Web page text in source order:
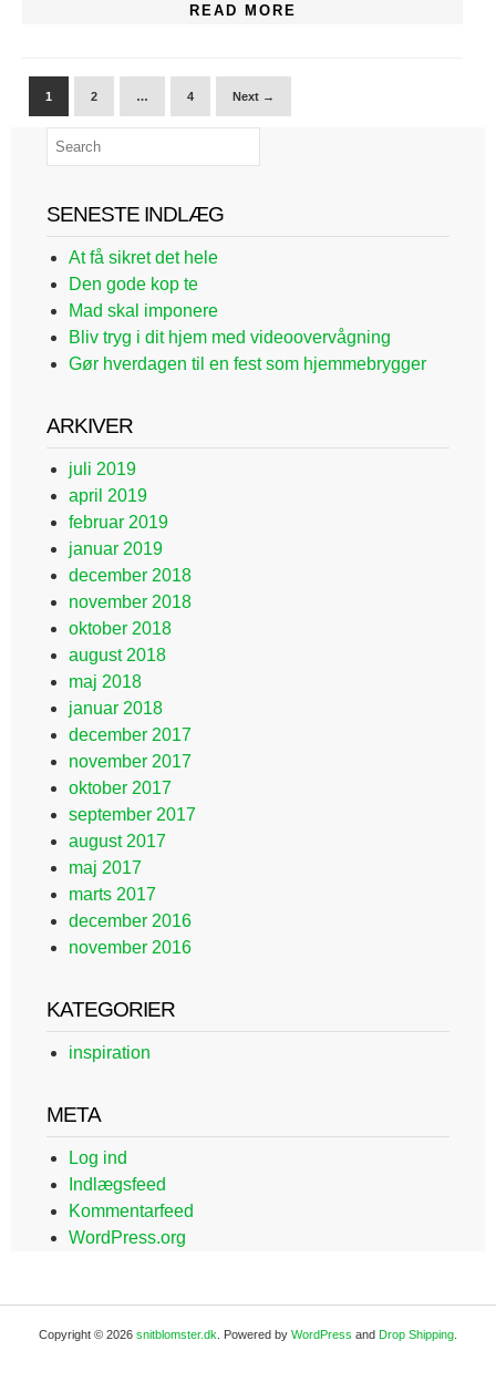
READ MORE
1 2 … 4 Next →
SENESTE INDLÆG
At få sikret det hele
Den gode kop te
Mad skal imponere
Bliv tryg i dit hjem med videoovervågning
Gør hverdagen til en fest som hjemmebrygger
ARKIVER
juli 2019
april 2019
februar 2019
januar 2019
december 2018
november 2018
oktober 2018
august 2018
maj 2018
januar 2018
december 2017
november 2017
oktober 2017
september 2017
august 2017
maj 2017
marts 2017
december 2016
november 2016
KATEGORIER
inspiration
META
Log ind
Indlægsfeed
Kommentarfeed
WordPress.org
Copyright © 2026 snitblomster.dk . Powered by WordPress and Drop Shipping